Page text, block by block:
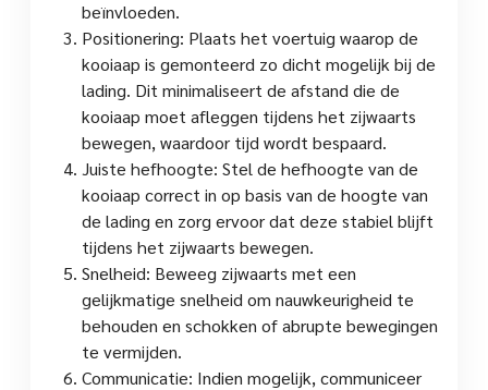
beïnvloeden.
Positionering: Plaats het voertuig waarop de
kooiaap is gemonteerd zo dicht mogelijk bij de
lading. Dit minimaliseert de afstand die de
kooiaap moet afleggen tijdens het zijwaarts
bewegen, waardoor tijd wordt bespaard.
Juiste hefhoogte: Stel de hefhoogte van de
kooiaap correct in op basis van de hoogte van
de lading en zorg ervoor dat deze stabiel blijft
tijdens het zijwaarts bewegen.
Snelheid: Beweeg zijwaarts met een
gelijkmatige snelheid om nauwkeurigheid te
behouden en schokken of abrupte bewegingen
te vermijden.
Communicatie: Indien mogelijk, communiceer